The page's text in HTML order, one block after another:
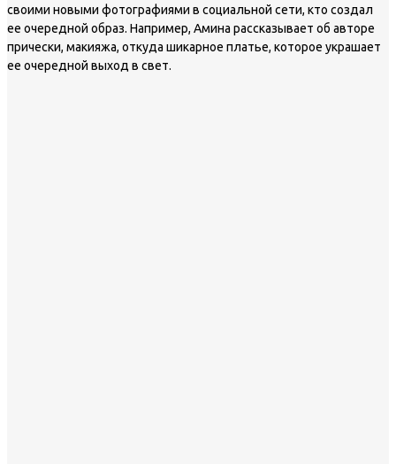
своими новыми фотографиями в социальной сети, кто создал
ее очередной образ. Например, Амина рассказывает об авторе
прически, макияжа, откуда шикарное платье, которое украшает
ее очередной выход в свет.